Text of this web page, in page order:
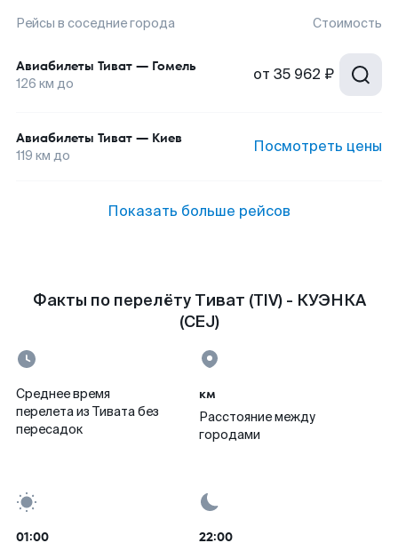
Рейсы в соседние города Стоимость
Авиабилеты Тиват — Гомель
126 км до от 35 962 ₽
Авиабилеты Тиват — Киев
119 км до Посмотреть цены
Показать больше рейсов
Факты по перелёту Тиват (TIV) - КУЭНКА
(CEJ)
Среднее время
перелета из Тивата без
пересадок
км
Расстояние между
городами
01:00 22:00